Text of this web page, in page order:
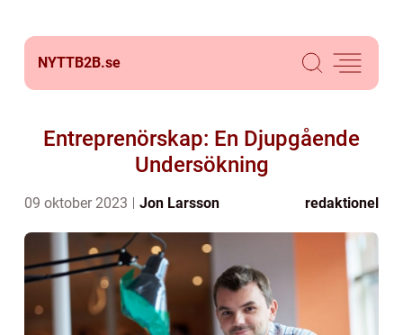
NYTTB2B.se
Entreprenörskap: En Djupgående
Undersökning
09 oktober 2023 Jon Larsson redaktionel